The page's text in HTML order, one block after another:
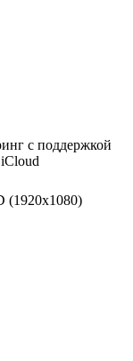
с поддержкой